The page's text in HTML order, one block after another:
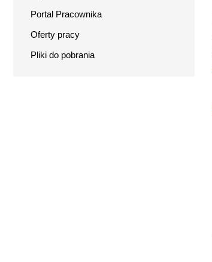
Portal Pracownika
Oferty pracy
Pliki do pobrania